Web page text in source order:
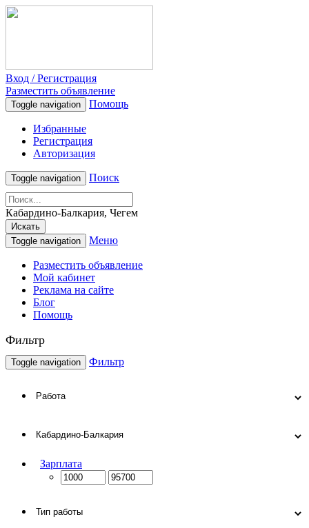
Вход / Регистрация
Разместить объявление
Toggle navigation Помощь
Избранные
Регистрация
Авторизация
Toggle navigation Поиск
Кабардино-Балкария, Чегем
Искать
Toggle navigation
Меню
Разместить объявление
Мой кабинет
Реклама на сайте
Блог
Помощь
Фильтр
Toggle navigation Фильтр
Зарплата